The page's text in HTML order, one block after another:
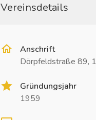
Vereinsdetails
Anschrift
Dörpfeldstraße 89,
Gründungsjahr
1959